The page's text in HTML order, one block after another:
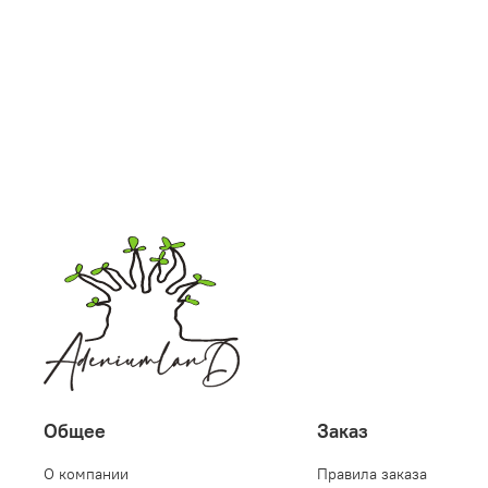
Общее
О компании
Заказ
Правила заказа